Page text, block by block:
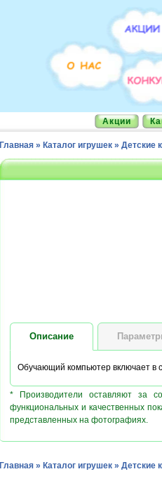
Акции
Главная » Каталог игрушек » Детские
Описание
Обучающий компьютер включает в
* Производители оставляют за
функциональных и качественных
представленных на фотографиях.
Главная » Каталог игрушек » Детские